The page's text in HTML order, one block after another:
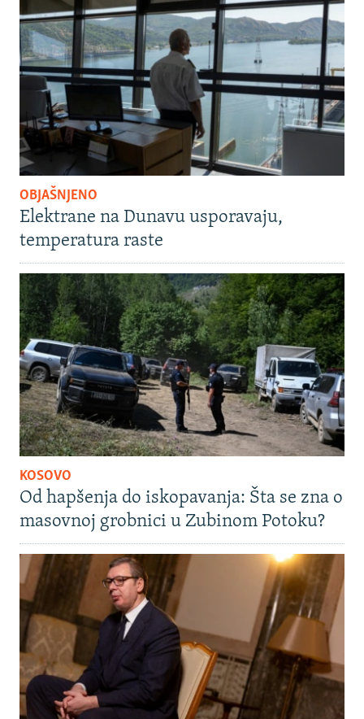
OBJAŠNJENO
Elektrane na Dunavu usporavaju,
temperatura raste
KOSOVO
Od hapšenja do iskopavanja: Šta se zna o
masovnoj grobnici u Zubinom Potoku?